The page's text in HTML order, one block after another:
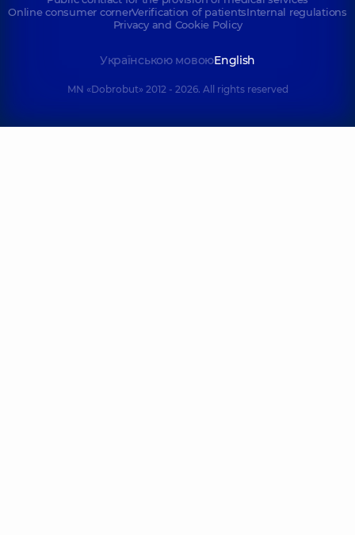
Online consumer cornerVerification of patientsInternal regulations
Privacy and Cookie Policy
Українською мовоюEnglish
MN «Dobrobut» 2012 - 2026. All rights reserved